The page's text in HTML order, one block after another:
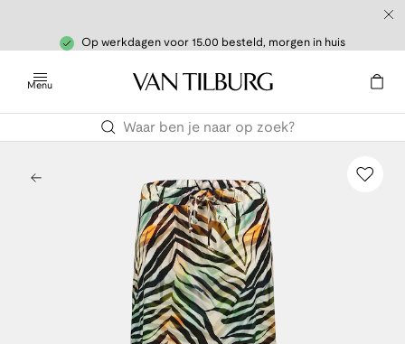
Op werkdagen voor 15.00 besteld, morgen in huis
Menu